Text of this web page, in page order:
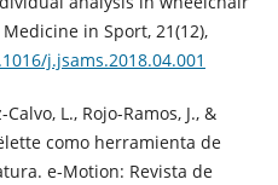
in Sport, 21(12),
j.jsams.2018.04.001
L., Rojo-Ramos, J., &
como herramienta de
e-Motion: Revista de